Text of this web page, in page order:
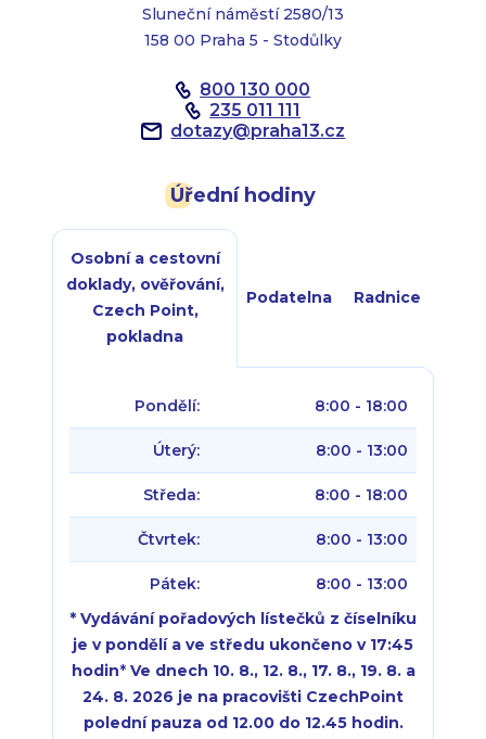
Sluneční náměstí 2580/13
158 00 Praha 5 - Stodůlky
800 130 000
235 011 111
dotazy@praha13.cz
Úřední hodiny
Osobní a cestovní
doklady, ověřování,
Czech Point,
pokladna
Podatelna Radnice
Pondělí: 8:00 - 18:00
Úterý: 8:00 - 13:00
Středa: 8:00 - 18:00
Čtvrtek: 8:00 - 13:00
Pátek:
8:00 - 13:00
* Vydávání pořadových lístečků z číselníku
je v pondělí a ve středu ukončeno v 17:45
hodin* Ve dnech 10. 8., 12. 8., 17. 8., 19. 8. a
24. 8. 2026 je na pracovišti CzechPoint
polední pauza od 12.00 do 12.45 hodin.